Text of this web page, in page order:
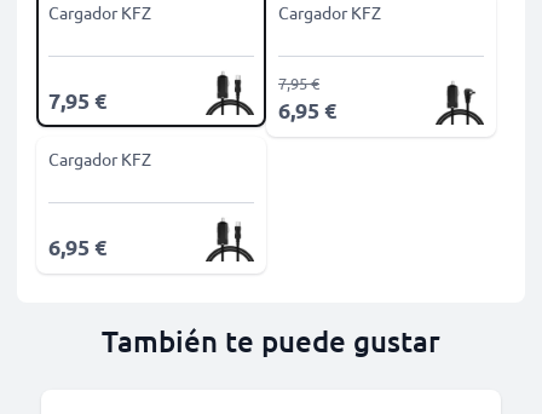
Cargador KFZ
7,95 €
Cargador KFZ
6,95 €
7,95 €
Cargador KFZ
6,95 €
También te puede gustar